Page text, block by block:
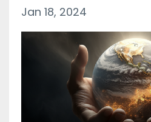
Jan 18, 2024